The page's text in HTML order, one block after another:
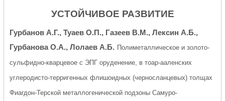
УСТОЙЧИВОЕ РАЗВИТИЕ
Гурбанов А.Г., Туаев О.П., Газеев В.М., Лексин А.Б.,
Гурбанова О.А., Лолаев А.Б. Полиметаллическое и золото-
сульфидно-кварцевое с ЭПГ оруденение, в тоар-ааленских
углеродисто-терригенных флишоидных (черносланцевых) толщах
Фиагдон-Терской металлогенической подзоны Самуро-